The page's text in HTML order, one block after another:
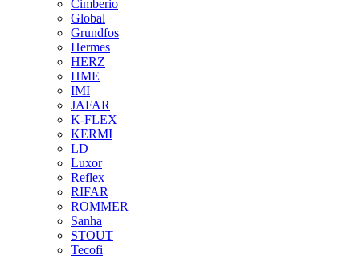
Cimberio
Global
Grundfos
Hermes
HERZ
HME
IMI
JAFAR
K-FLEX
KERMI
LD
Luxor
Reflex
RIFAR
ROMMER
Sanha
STOUT
Tecofi